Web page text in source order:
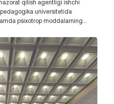
qilish agentligi ishchi
universitetida
psixotrop moddalarning...